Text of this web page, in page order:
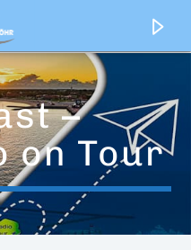
–
on Tour